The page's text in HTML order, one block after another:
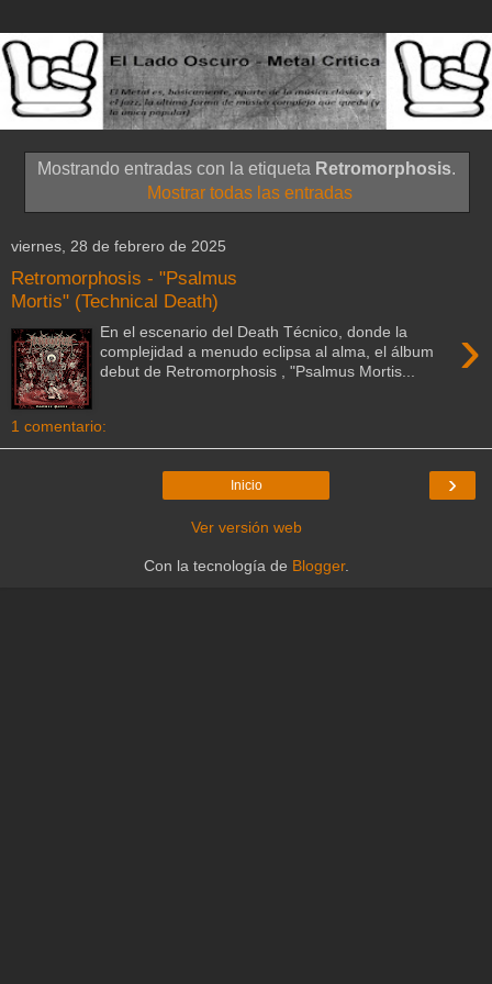
Mostrando entradas con la etiqueta Retromorphosis.
Mostrar todas las entradas
viernes, 28 de febrero de 2025
Retromorphosis - "Psalmus
Mortis" (Technical Death)
›
En el escenario del Death Técnico, donde la
complejidad a menudo eclipsa al alma, el álbum
debut de Retromorphosis , "Psalmus Mortis...
1 comentario:
›
Inicio
Ver versión web
Con la tecnología de Blogger.